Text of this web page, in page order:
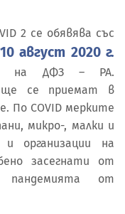
2 се обявява със
август 2020 г.
на ДФЗ – РА.
ще се приемат в
По COVID мерките
микро-, малки и
организации на
засегнати от
пандемията от